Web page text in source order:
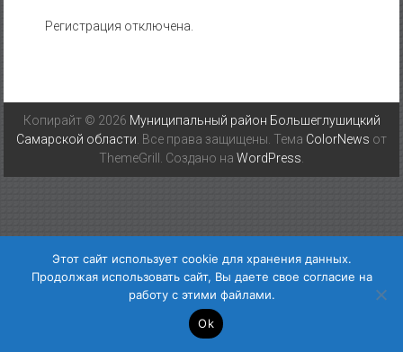
Регистрация отключена.
Копирайт © 2026 Муниципальный район Большеглушицкий
Самарской области . Все права защищены. Тема ColorNews от
ThemeGrill. Создано на WordPress
Этот сайт использует cookie для хранения данных.
Продолжая использовать сайт, Вы даете свое согласие на
работу с этими файлами.
Ok